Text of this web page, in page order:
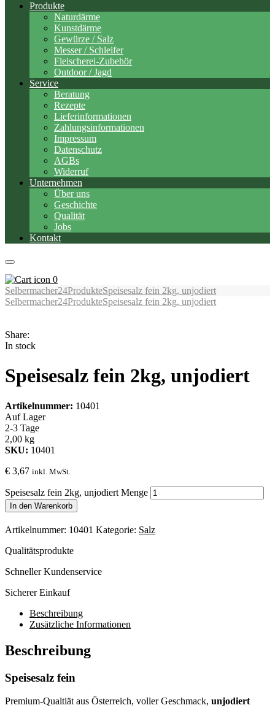
Produkte
Naturdärme
Kunstdärme
Gewürze / Salz
Messer / Schleifer
Fleischerei-Zubehör
Outdoor / Jagd
Service
Beratung
Rezepte
Lieferinformationen
Zahlungsinformationen
Impressum
Datenschutz
AGBs
Widerruf
Unternehmen
Über uns
Geschichte
Qualität
Jobs
Kontakt
0
Selbermacher24ProdukteSpeisesalz fein 2kg, unjodiert
Selbermacher24ProdukteSpeisesalz fein 2kg, unjodiert
Share:
In stock
Speisesalz fein 2kg, unjodiert
Artikelnummer: 10401
Auf Lager
2-3 Tage
2,00 kg
SKU: 10401
€ 3,67 inkl. MwSt.
Speisesalz fein 2kg, unjodiert Menge
In den Warenkorb
Artikelnummer: 10401 Kategorie: Salz
Qualitätsprodukte
Schneller Kundenservice
Sicherer Einkauf
Beschreibung
Zusätzliche Informationen
Beschreibung
Speisesalz fein
Premium-Qualtiät aus Österreich, voller Geschmack, unjodiert